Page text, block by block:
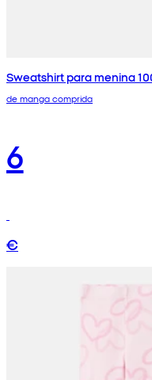
Sweatshirt para menina
de manga comprida
6
€